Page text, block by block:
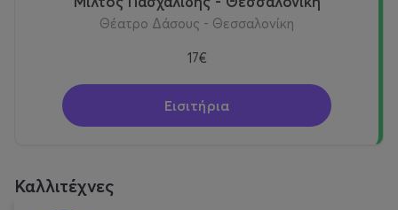
Θέατρο Δάσους - Θεσσαλονίκη
17€
Εισιτήρια
Καλλιτέχνες